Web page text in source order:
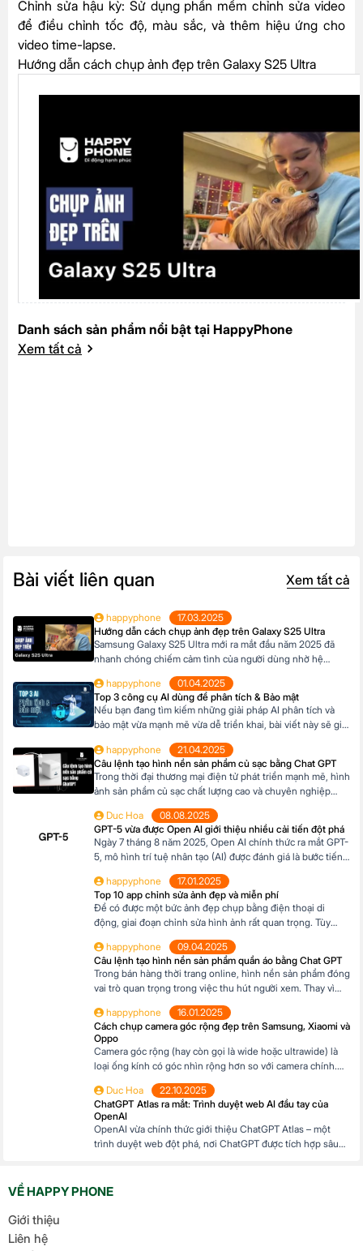
Chỉnh sửa hậu kỳ: Sử dụng phần mềm chỉnh sửa video
để điều chỉnh tốc độ, màu sắc, và thêm hiệu ứng cho
video time-lapse.
Hướng dẫn cách chụp ảnh đẹp trên Galaxy S25 Ultra
Danh sách sản phẩm nổi bật tại HappyPhone
Xem tất cả
Bài viết liên quan Xem tất cả
happyphone
17.03.2025
Hướng dẫn cách chụp ảnh đẹp trên Galaxy S25 Ultra
Samsung Galaxy S25 Ultra mới ra mắt đầu năm 2025 đã
nhanh chóng chiếm cảm tình của người dùng nhờ hệ
thống camera đẳng cấp. Với camera chính lên đến 200MP,
khả năng zoom xa ấn tượng và các tính năng thông minh
giúp ghi lại những khoảnh khắc đẹp trong cuộc sống. Sau
đây […]
happyphone
01.04.2025
Top 3 công cụ AI dùng để phân tích & Bảo mật
Nếu bạn đang tìm kiếm những giải pháp AI phân tích và
bảo mật vừa mạnh mẽ vừa dễ triển khai, bài viết này sẽ giới
hiện nay gồm Ferret, Cheq và Neowin. Ferret, Cheq và
Neowin đều là những công cụ […]
happyphone
21.04.2025
Câu lệnh tạo hình nền sản phẩm củ sạc bằng Chat GPT
Trong thời đại thương mại điện tử phát triển mạnh mẽ, hình
ảnh sản phẩm củ sạc chất lượng cao và chuyên nghiệp
còn thúc đẩy tỉ lệ nhấp chuột, tăng chuyển đổi và nâng cao
nhận diện thương hiệu. Tin vui là […]
Duc Hoa
08.08.2025
GPT-5 vừa được Open AI giới thiệu nhiều cải tiến đột phá
Ngày 7 tháng 8 năm 2025, Open AI chính thức ra mắt GPT-
5, mô hình trí tuệ nhân tạo (AI) được đánh giá là bước tiến
vượt trội về khả năng lý luận, lập trình, sáng tạo nội dung
và tương tác đa […]
happyphone
17.01.2025
Top 10 app chỉnh sửa ảnh đẹp và miễn phí
Để có được một bức ảnh đẹp chụp bằng điện thoại di
động, giai đoạn chỉnh sửa hình ảnh rất quan trọng. Tùy
theo loại hình ảnh mà có những app chỉnh ảnh khác nhau.
Dưới đây là top 10 app chỉnh ảnh miễn phí trên di động có
thể tham khảo: Mục lục1 App […]
happyphone
09.04.2025
Câu lệnh tạo hình nền sản phẩm quần áo bằng Chat GPT
Trong bán hàng thời trang online, hình nền sản phẩm đóng
vai trò quan trọng trong việc thu hút người xem. Thay vì
mất thời gian setup hoặc thuê thiết kế, bạn có thể dùng
ChatGPT để tạo câu lệnh (prompt) cho các công cụ AI như
Midjourney, DALL·E hay Bing Image Creator, giúp tạo […]
happyphone
16.01.2025
Cách chụp camera góc rộng đẹp trên Samsung, Xiaomi và
Oppo
Camera góc rộng (hay còn gọi là wide hoặc ultrawide) là
loại ống kính có góc nhìn rộng hơn so với camera chính.
Điều này cho phép thu được nhiều chi tiết hơn trong một
khung hình, tạo hiệu ứng không gian rộng lớn và ấn tượng.
Thường được dùng để thu trọn vẻ đẹp […]
Duc Hoa
22.10.2025
ChatGPT Atlas ra mắt: Trình duyệt web AI đầu tay của
OpenAI
OpenAI vừa chính thức giới thiệu ChatGPT Atlas – một
trình duyệt web đột phá, nơi ChatGPT được tích hợp sâu
mà còn có một trợ lý AI thông minh luôn sẵn sàng […]
VỀ HAPPY PHONE
Giới thiệu
Liên hệ